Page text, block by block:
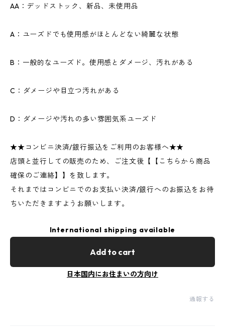
AA：デッドストック、新品、未使用品
A：ユーズドでも使用感がほとんどない綺麗な状態
B：一般的なユーズド。使用感とダメージ、汚れがある
C：ダメージや目立つ汚れがある
D：ダメージや汚れの多い雰囲気系ユーズド
★★コンビニ決済/銀行振込をご利用のお客様へ★★
店頭と並行しての販売のため、ご注文後【【こちらから商品
確保のご連絡】】を致します。
それまではコンビニでのお支払い決済/銀行へのお振込をお待
ちいただきますようお願いします。
International shipping available
Add to cart
日本国内にお住まいの方向け
通報する